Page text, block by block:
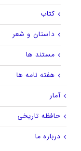
کتاب
داستان و شعر
مستند ها
هفته نامه ها
آمار
حافظه تاریخی
درباره ما